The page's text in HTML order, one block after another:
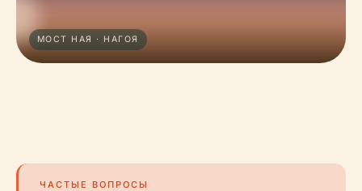
МОСТ НАЯ · НАГОЯ
ЧАСТЫЕ ВОПРОСЫ